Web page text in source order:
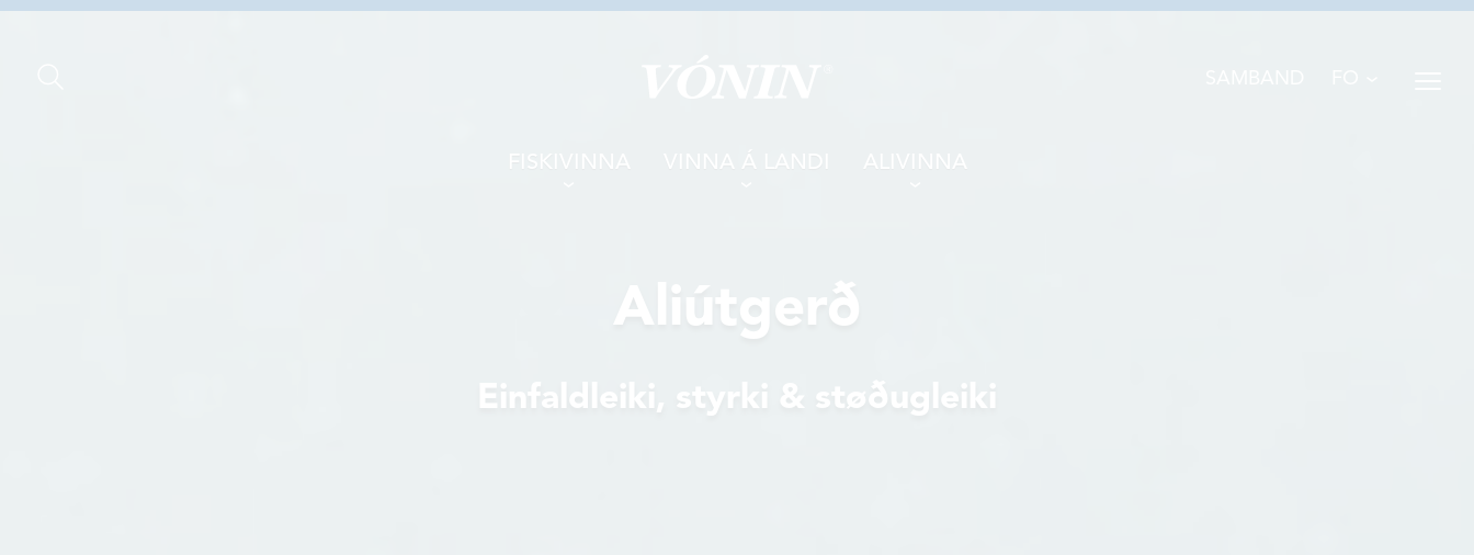
FISKIVINNA VINNA Á LANDI ALIVINNA
Aliútgerð
Einfaldleiki, styrki & støðugleiki